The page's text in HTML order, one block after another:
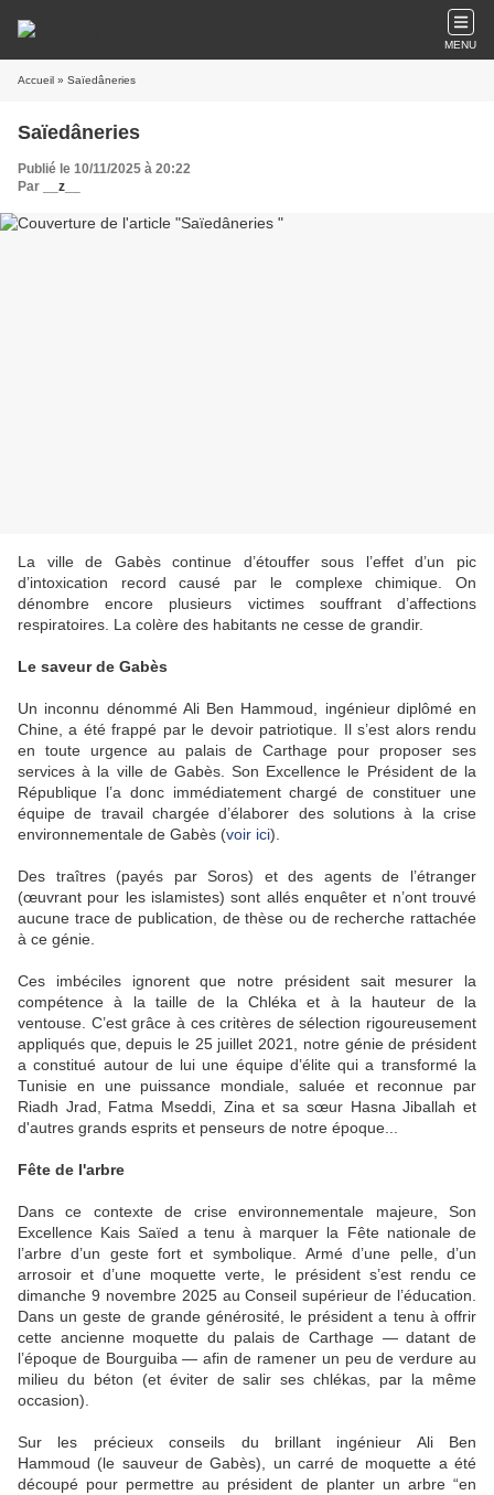
MENU
Accueil » Saïedâneries
Saïedâneries
Publié le 10/11/2025 à 20:22
Par
__z__
La ville de Gabès continue d’étouffer sous l’effet d’un pic
d’intoxication record causé par le complexe chimique. On
dénombre encore plusieurs victimes souffrant d’affections
respiratoires. La colère des habitants ne cesse de grandir.
Le saveur de Gabès
Un inconnu dénommé Ali Ben Hammoud, ingénieur diplômé en
Chine, a été frappé par le devoir patriotique. Il s’est alors rendu
en toute urgence au palais de Carthage pour proposer ses
services à la ville de Gabès. Son Excellence le Président de la
République l’a donc immédiatement chargé de constituer une
équipe de travail chargée d’élaborer des solutions à la crise
environnementale de Gabès (voir ici).
Des traîtres (payés par Soros) et des agents de l’étranger
(œuvrant pour les islamistes) sont allés enquêter et n’ont trouvé
aucune trace de publication, de thèse ou de recherche rattachée
à ce génie.
Ces imbéciles ignorent que notre président sait mesurer la
compétence à la taille de la Chléka et à la hauteur de la
ventouse. C’est grâce à ces critères de sélection rigoureusement
appliqués que, depuis le 25 juillet 2021, notre génie de président
a constitué autour de lui une équipe d’élite qui a transformé la
Tunisie en une puissance mondiale, saluée et reconnue par
Riadh Jrad, Fatma Mseddi, Zina et sa sœur Hasna Jiballah et
d'autres grands esprits et penseurs de notre époque...
Fête de l'arbre
Dans ce contexte de crise environnementale majeure, Son
Excellence Kais Saïed a tenu à marquer la Fête nationale de
l’arbre d’un geste fort et symbolique. Armé d’une pelle, d’un
arrosoir et d’une moquette verte, le président s’est rendu ce
dimanche 9 novembre 2025 au Conseil supérieur de l’éducation.
Dans un geste de grande générosité, le président a tenu à offrir
cette ancienne moquette du palais de Carthage — datant de
l’époque de Bourguiba — afin de ramener un peu de verdure au
milieu du béton (et éviter de salir ses chlékas, par la même
occasion).
Sur les précieux conseils du brillant ingénieur Ali Ben
Hammoud (le sauveur de Gabès), un carré de moquette a été
découpé pour permettre au président de planter un arbre “en